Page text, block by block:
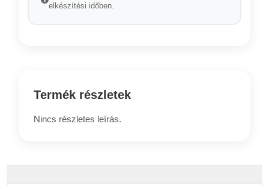
elkészítési időben.
Termék részletek
Nincs részletes leírás.